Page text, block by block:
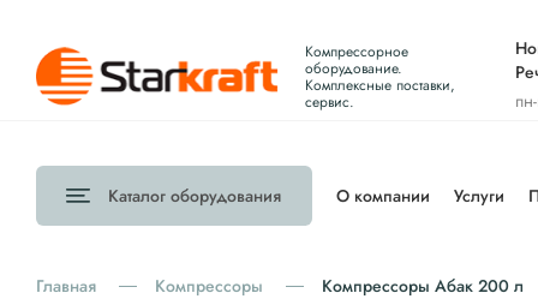
Компрессорное
оборудование.
Комплексные поставки,
сервис.
Каталог оборудования О компании Услуги
Главная Компрессоры Компрессоры Абак 200 л